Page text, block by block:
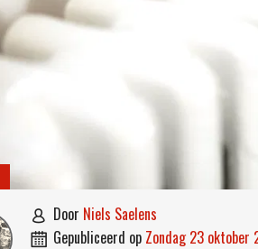
 door Niels Saelens
 gepubliceerd op zondag 23 oktober